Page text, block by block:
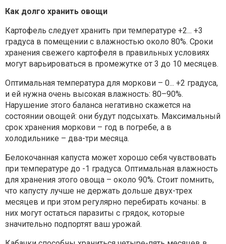
Как долго хранить овощи
Картофель следует хранить при температуре +2... +3
градуса в помещении с влажностью около 80%. Сроки
хранения свежего картофеля в правильных условиях
могут варьироваться в промежутке от 3 до 10 месяцев.
Оптимальная температура для моркови – 0... +2 градуса,
и ей нужна очень высокая влажность: 80–90%.
Нарушение этого баланса негативно скажется на
состоянии овощей: они будут подсыхать. Максимальный
срок хранения моркови – год в погребе, а в
холодильнике – два-три месяца.
Белокочанная капуста может хорошо себя чувствовать
при температуре до -1 градуса. Оптимальная влажность
для хранения этого овоща – около 90%. Стоит помнить,
что капусту лучше не держать дольше двух-трех
месяцев и при этом регулярно перебирать кочаны: в
них могут остаться паразиты с грядок, которые
значительно подпортят ваш урожай.